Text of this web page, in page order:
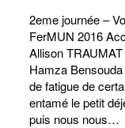
2eme journée –
FerMUN 2016
Allison
Hamza
de fatigue de
entamé le petit
puis nous nous…